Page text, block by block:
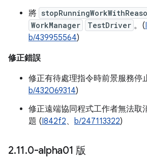
將
WorkManager TestDriver 。(
b/439955564)
修正錯誤
修正有待處理指令時前景服務停
b/432069314)
修正遠端協同程式工作者無法取
題 (I842f2、 b/247113322)
2.11.0-alpha01 版